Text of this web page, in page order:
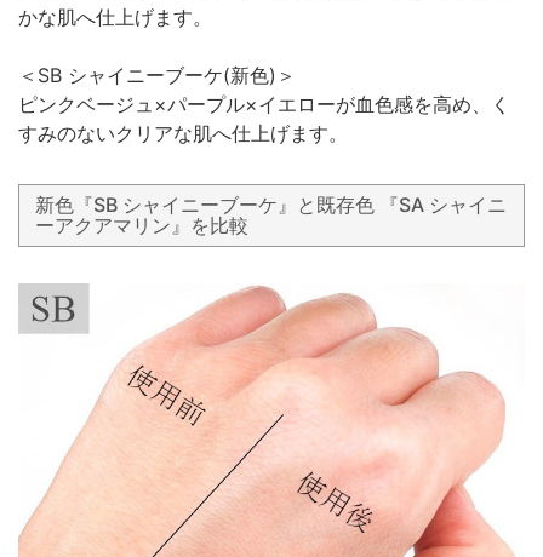
かな肌へ仕上げます。
＜SB シャイニーブーケ(新色)＞
ピンクベージュ×パープル×イエローが血色感を高め、く
すみのないクリアな肌へ仕上げます。
新色『SB シャイニーブーケ』と既存色 『SA シャイニ
ーアクアマリン』を比較